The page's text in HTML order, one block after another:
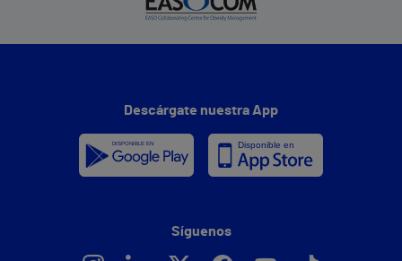
Descárgate nuestra App
Síguenos